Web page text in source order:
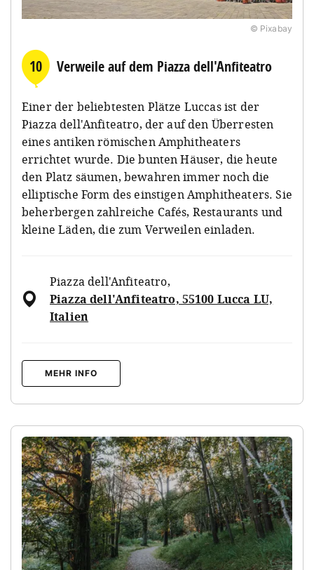
© Pixabay
10 Verweile auf dem Piazza dell'Anfiteatro
Einer der beliebtesten Plätze Luccas ist der
Piazza dell'Anfiteatro, der auf den Überresten
eines antiken römischen Amphitheaters
errichtet wurde. Die bunten Häuser, die heute
den Platz säumen, bewahren immer noch die
elliptische Form des einstigen Amphitheaters. Sie
beherbergen zahlreiche Cafés, Restaurants und
kleine Läden, die zum Verweilen einladen.
Piazza dell'Anfiteatro,
Piazza dell'Anfiteatro, 55100 Lucca LU,
Italien
MEHR INFO